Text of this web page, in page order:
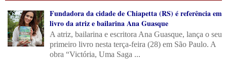
Fundadora da cidade de Chiapetta (RS) é referência em
livro da atriz e bailarina Ana Guasque
A atriz, bailarina e escritora Ana Guasque, lança o seu
primeiro livro nesta terça-feira (28) em São Paulo. A
obra “Victória, Uma Saga ...